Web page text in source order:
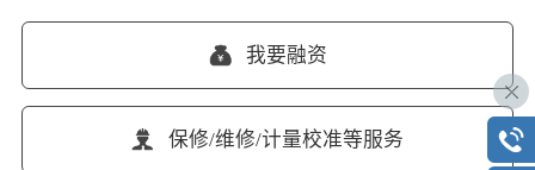
我要融资
保修/维修/计量校准等服务